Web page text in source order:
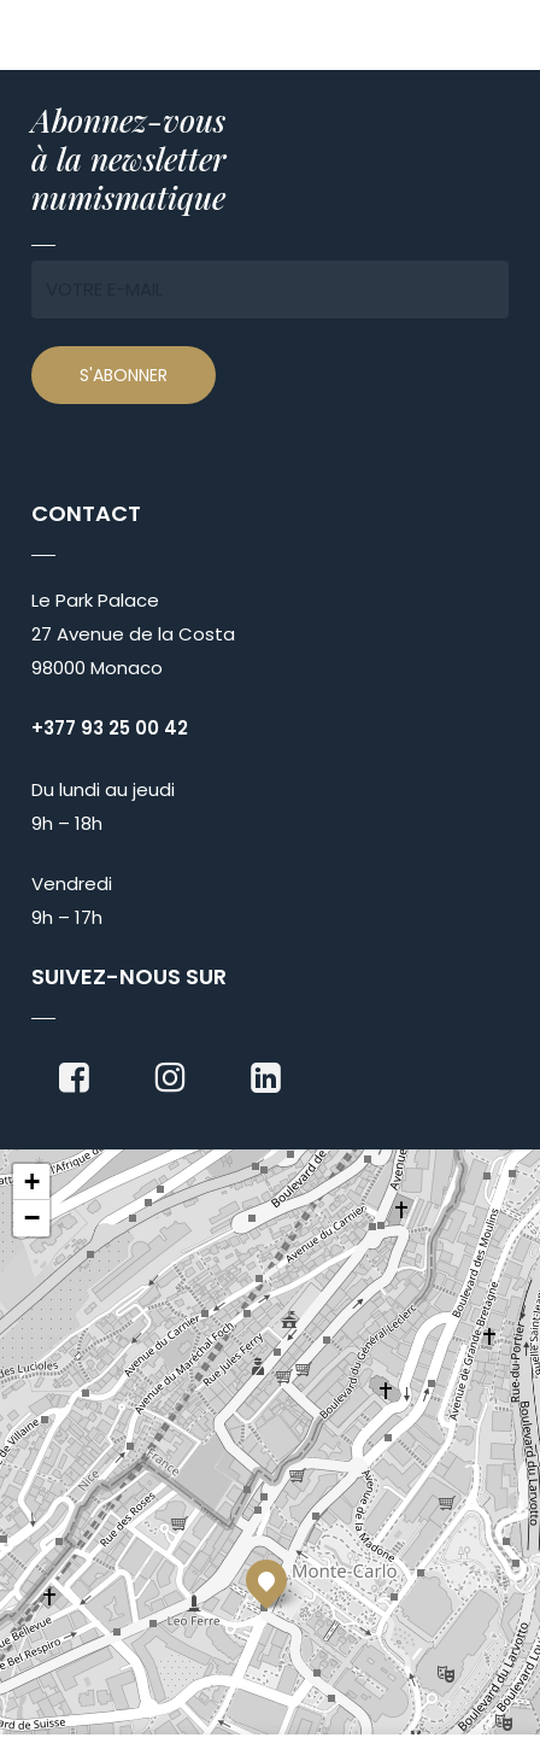
Abonnez-vous
à la newsletter
numismatique
CONTACT
Le Park Palace
27 Avenue de la Costa
98000 Monaco
+377 93 25 00 42
Du lundi au jeudi
9h – 18h
Vendredi
9h – 17h
SUIVEZ-NOUS SUR
+
−